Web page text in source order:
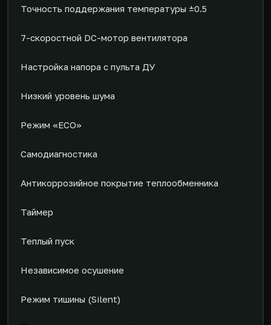
Точность поддержания температуры ±0.5
7-скоростной DC-мотор вентилятора
Настройка напора с пульта ДУ
Низкий уровень шума
Режим «ECO»
Самодиагностика
Антикоррозийное покрытие теплообменника
Таймер
Теплый пуск
Независимое осушение
Режим тишины (Silent)